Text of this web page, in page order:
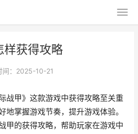
样获得攻略
间：2025-10-21
战甲》这款游戏中获得攻略至关重
地掌握游戏节奏，提升游戏体验。
甲的获得攻略，帮助玩家在游戏中